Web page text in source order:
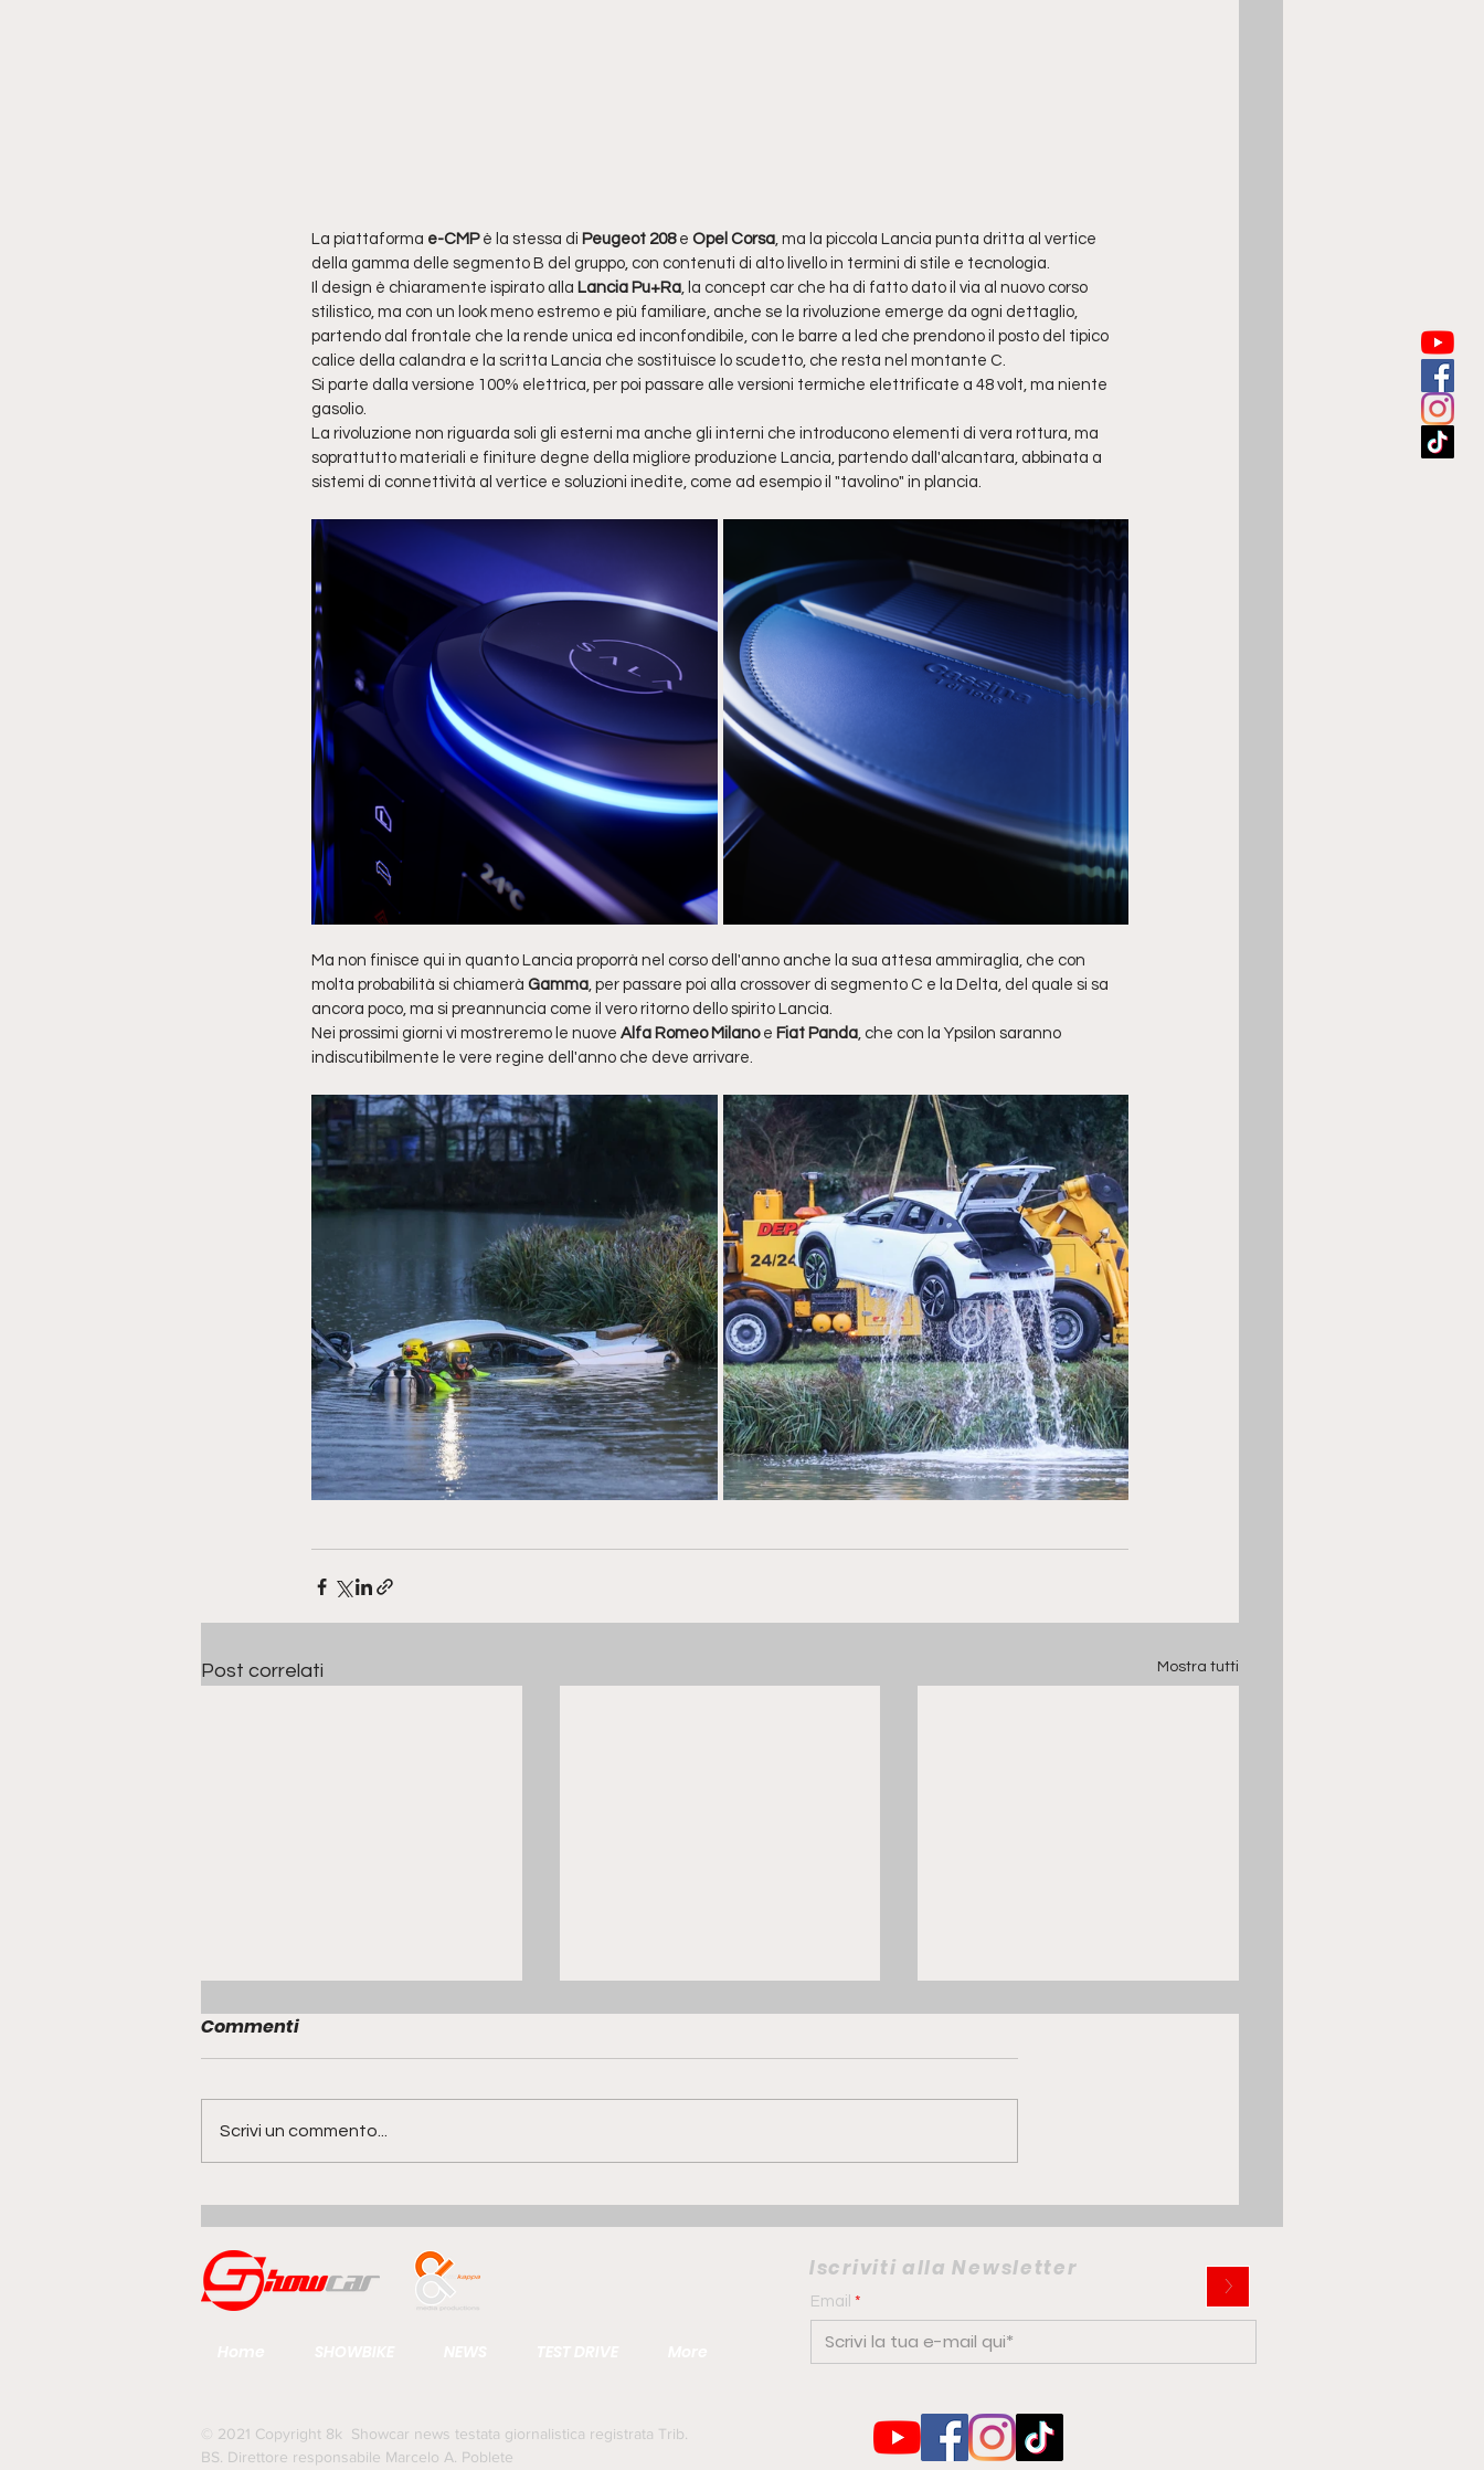
La piattaforma e-CMP è la stessa di Peugeot 208 e Opel Corsa, ma la piccola Lancia punta dritta al vertice
della gamma delle segmento B del gruppo, con contenuti di alto livello in termini di stile e tecnologia.
Il design è chiaramente ispirato alla Lancia Pu+Ra, la concept car che ha di fatto dato il via al nuovo corso
stilistico, ma con un look meno estremo e più familiare, anche se la rivoluzione emerge da ogni dettaglio,
partendo dal frontale che la rende unica ed inconfondibile, con le barre a led che prendono il posto del tipico
calice della calandra e la scritta Lancia che sostituisce lo scudetto, che resta nel montante C.
Si parte dalla versione 100% elettrica, per poi passare alle versioni termiche elettrificate a 48 volt, ma niente
gasolio.
La rivoluzione non riguarda soli gli esterni ma anche gli interni che introducono elementi di vera rottura, ma
soprattutto materiali e finiture degne della migliore produzione Lancia, partendo dall'alcantara, abbinata a
sistemi di connettività al vertice e soluzioni inedite, come ad esempio il "tavolino" in plancia.
Ma non finisce qui in quanto Lancia proporrà nel corso dell'anno anche la sua attesa ammiraglia, che con
molta probabilità si chiamerà Gamma, per passare poi alla crossover di segmento C e la Delta, del quale si sa
ancora poco, ma si preannuncia come il vero ritorno dello spirito Lancia.
Nei prossimi giorni vi mostreremo le nuove Alfa Romeo Milano e Fiat Panda, che con la Ypsilon saranno
indiscutibilmente le vere regine dell'anno che deve arrivare.
Post correlati Mostra tutti
Range Rover GT | la quinta
anima della famiglia
guarda al futuro del gran
turismo
GWM ORA 5 Hybrid | la
compatta che punta su
FIAT Multiplina: la citycar
elettrica che potrebbe
cambiare la mobilità
Commenti
Scrivi un commento...
© 2021 Copyright 8k Showcar news testata giornalistica registrata Trib.
BS. Direttore responsabile Marcelo A. Poblete
Iscriviti alla Newsletter
Email >